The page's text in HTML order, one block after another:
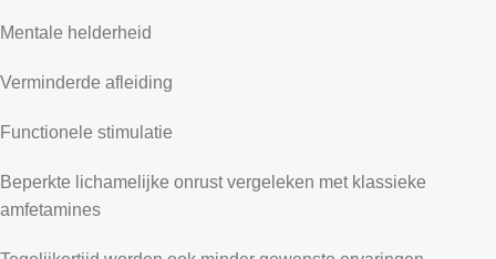
Mentale helderheid
Verminderde afleiding
Functionele stimulatie
Beperkte lichamelijke onrust vergeleken met klassieke
amfetamines